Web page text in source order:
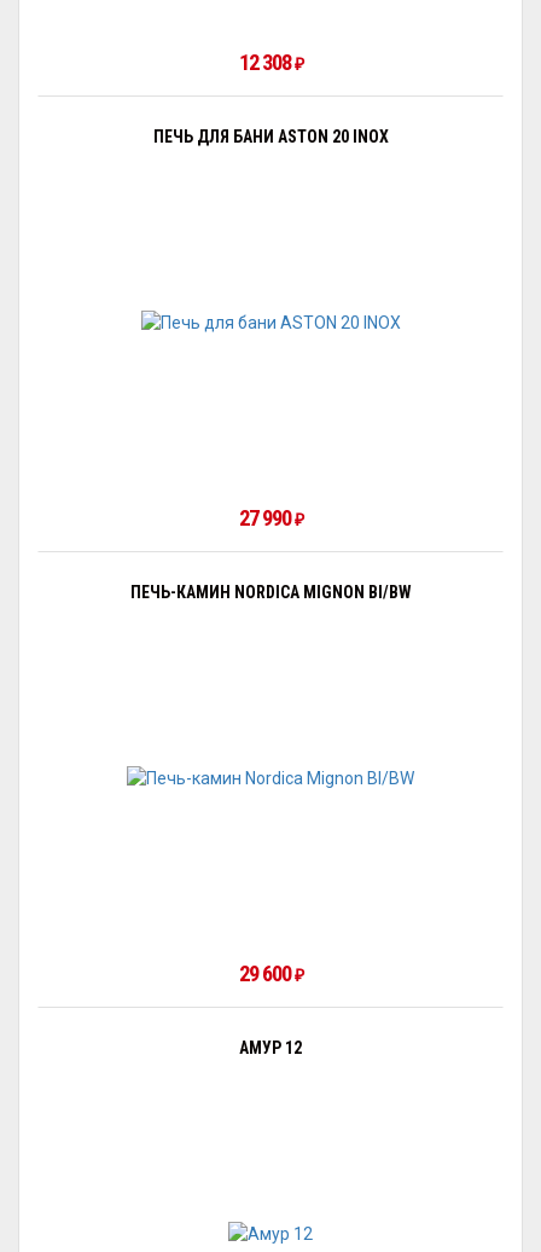
12 308₽
ПЕЧЬ ДЛЯ БАНИ ASTON 20 INOX
27 990₽
ПЕЧЬ-КАМИН NORDICA MIGNON BI/BW
29 600₽
АМУР 12